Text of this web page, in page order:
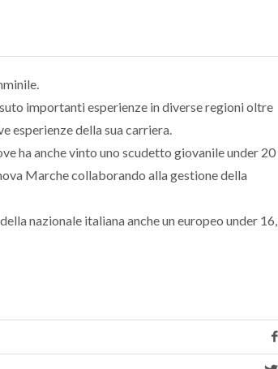
importanti esperienze in diverse regioni oltre
esperienze della sua carriera.
ha anche vinto uno scudetto giovanile under 20
Marche collaborando alla gestione della
nazionale italiana anche un europeo under 16,